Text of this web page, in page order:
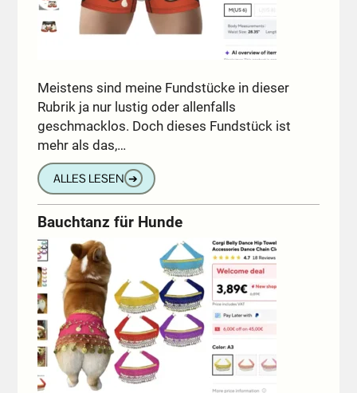
Meistens sind meine Fundstücke in dieser
Rubrik ja nur lustig oder allenfalls
geschmacklos. Doch dieses Fundstück ist
mehr als das,…
ALLES LESEN ➔
Bauchtanz für Hunde